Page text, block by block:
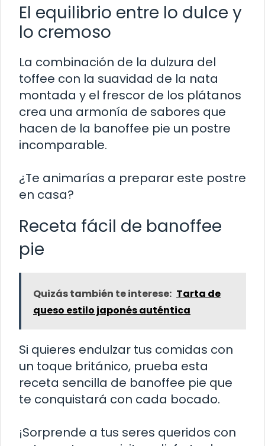
El equilibrio entre lo dulce y
lo cremoso
La combinación de la dulzura del
toffee con la suavidad de la nata
montada y el frescor de los plátanos
crea una armonía de sabores que
hacen de la banoffee pie un postre
incomparable.
¿Te animarías a preparar este postre
en casa?
Receta fácil de banoffee
pie
Quizás también te interese: Tarta de
queso estilo japonés auténtica
Si quieres endulzar tus comidas con
un toque británico, prueba esta
receta sencilla de banoffee pie que
te conquistará con cada bocado.
¡Sorprende a tus seres queridos con